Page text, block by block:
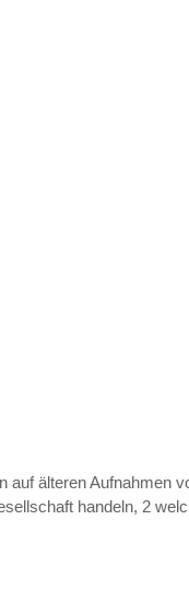
älteren Aufnahmen
handeln, 2